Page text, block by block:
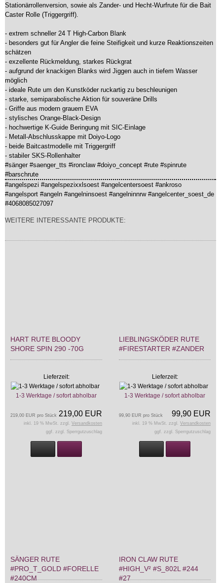
Stationärrollenversion, sowie als Zander- und Hecht-Wurfrute für die Bait
Caster Rolle (Triggergriff).
- extrem schneller 24 T High-Carbon Blank
- besonders gut für Angler die feine Steifigkeit und kurze Reaktionszeiten
schätzen
- exzellente Rückmeldung, starkes Rückgrat
- aufgrund der knackigen Blanks wird Jiggen auch in tiefem Wasser
möglich
- ideale Rute um den Kunstköder ruckartig zu beschleunigen
- starke, semiparabolische Aktion für souveräne Drills
- Griffe aus modern grauem EVA
- stylisches Orange-Black-Design
- hochwertige K-Guide Beringung mit SIC-Einlage
- Metall-Abschlusskappe mit Doiyo-Logo
- beide Baitcastmodelle mit Triggergriff
- stabiler SKS-Rollenhalter
#sänger #saenger_tts #ironclaw #doiyo_concept #rute #spinrute
#barschrute
#angelspezi #angelspezixxlsoest #angelcentersoest #ankroso
#angelsport #angeln #angelninsoest #angelninnrw #angelcenter_soest_de
#4068085027097
WEITERE INTERESSANTE PRODUKTE:
HART RUTE BLOODY
SHORE SPIN 290 -70G
Lieferzeit:
1-3 Werktage / sofort abholbar
219,00 EUR
219,00 EUR pro Stück
inkl. 19 % MwSt. zzgl. Versandkosten
ggf. zzgl. Sperrgutzuschlag
LIEBLINGSKÖDER RUTE
#FIRESTARTER #ZANDER
Lieferzeit:
1-3 Werktage / sofort abholbar
99,90 EUR
99,90 EUR pro Stück
inkl. 19 % MwSt. zzgl. Versandkosten
ggf. zzgl. Sperrgutzuschlag
SÄNGER RUTE
#PRO_T_GOLD #FORELLE
#240CM
IRON CLAW RUTE
#HIGH_V² #S_802L #244
#27